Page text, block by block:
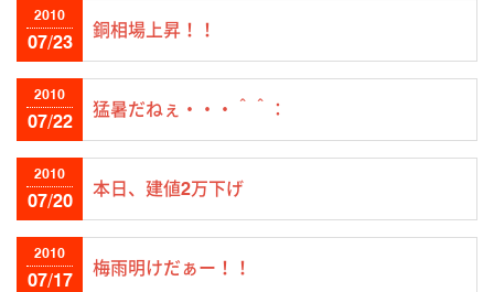
2010
07/23
銅相場上昇！！
2010
07/22
猛暑だねぇ・・・＾＾：
2010
07/20
本日、建値2万下げ
2010
07/17
梅雨明けだぁー！！